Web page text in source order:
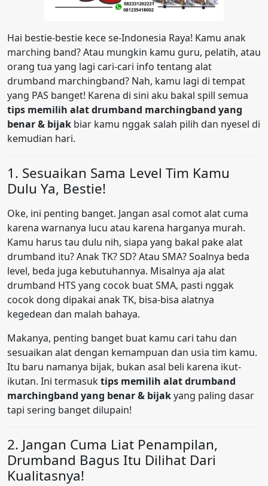
Hai bestie-bestie kece se-Indonesia Raya! Kamu anak
marching band? Atau mungkin kamu guru, pelatih, atau
orang tua yang lagi cari-cari info tentang alat
drumband marchingband? Nah, kamu lagi di tempat
yang PAS banget! Karena di sini aku bakal spill semua
tips memilih alat drumband marchingband yang
benar & bijak biar kamu nggak salah pilih dan nyesel di
kemudian hari.
1. Sesuaikan Sama Level Tim Kamu
Dulu Ya, Bestie!
Oke, ini penting banget. Jangan asal comot alat cuma
karena warnanya lucu atau karena harganya murah.
Kamu harus tau dulu nih, siapa yang bakal pake alat
drumband itu? Anak TK? SD? Atau SMA? Soalnya beda
level, beda juga kebutuhannya. Misalnya aja alat
drumband HTS yang cocok buat SMA, pasti nggak
cocok dong dipakai anak TK, bisa-bisa alatnya
kegedean dan malah bahaya.
Makanya, penting banget buat kamu cari tahu dan
sesuaikan alat dengan kemampuan dan usia tim kamu.
Itu baru namanya bijak, bukan asal beli karena ikut-
ikutan. Ini termasuktips memilih alat drumband
marchingband yang benar & bijakyang paling dasar
tapi sering banget dilupain!
2. Jangan Cuma Liat Penampilan,
Drumband Bagus Itu Dilihat Dari
Kualitasnya!